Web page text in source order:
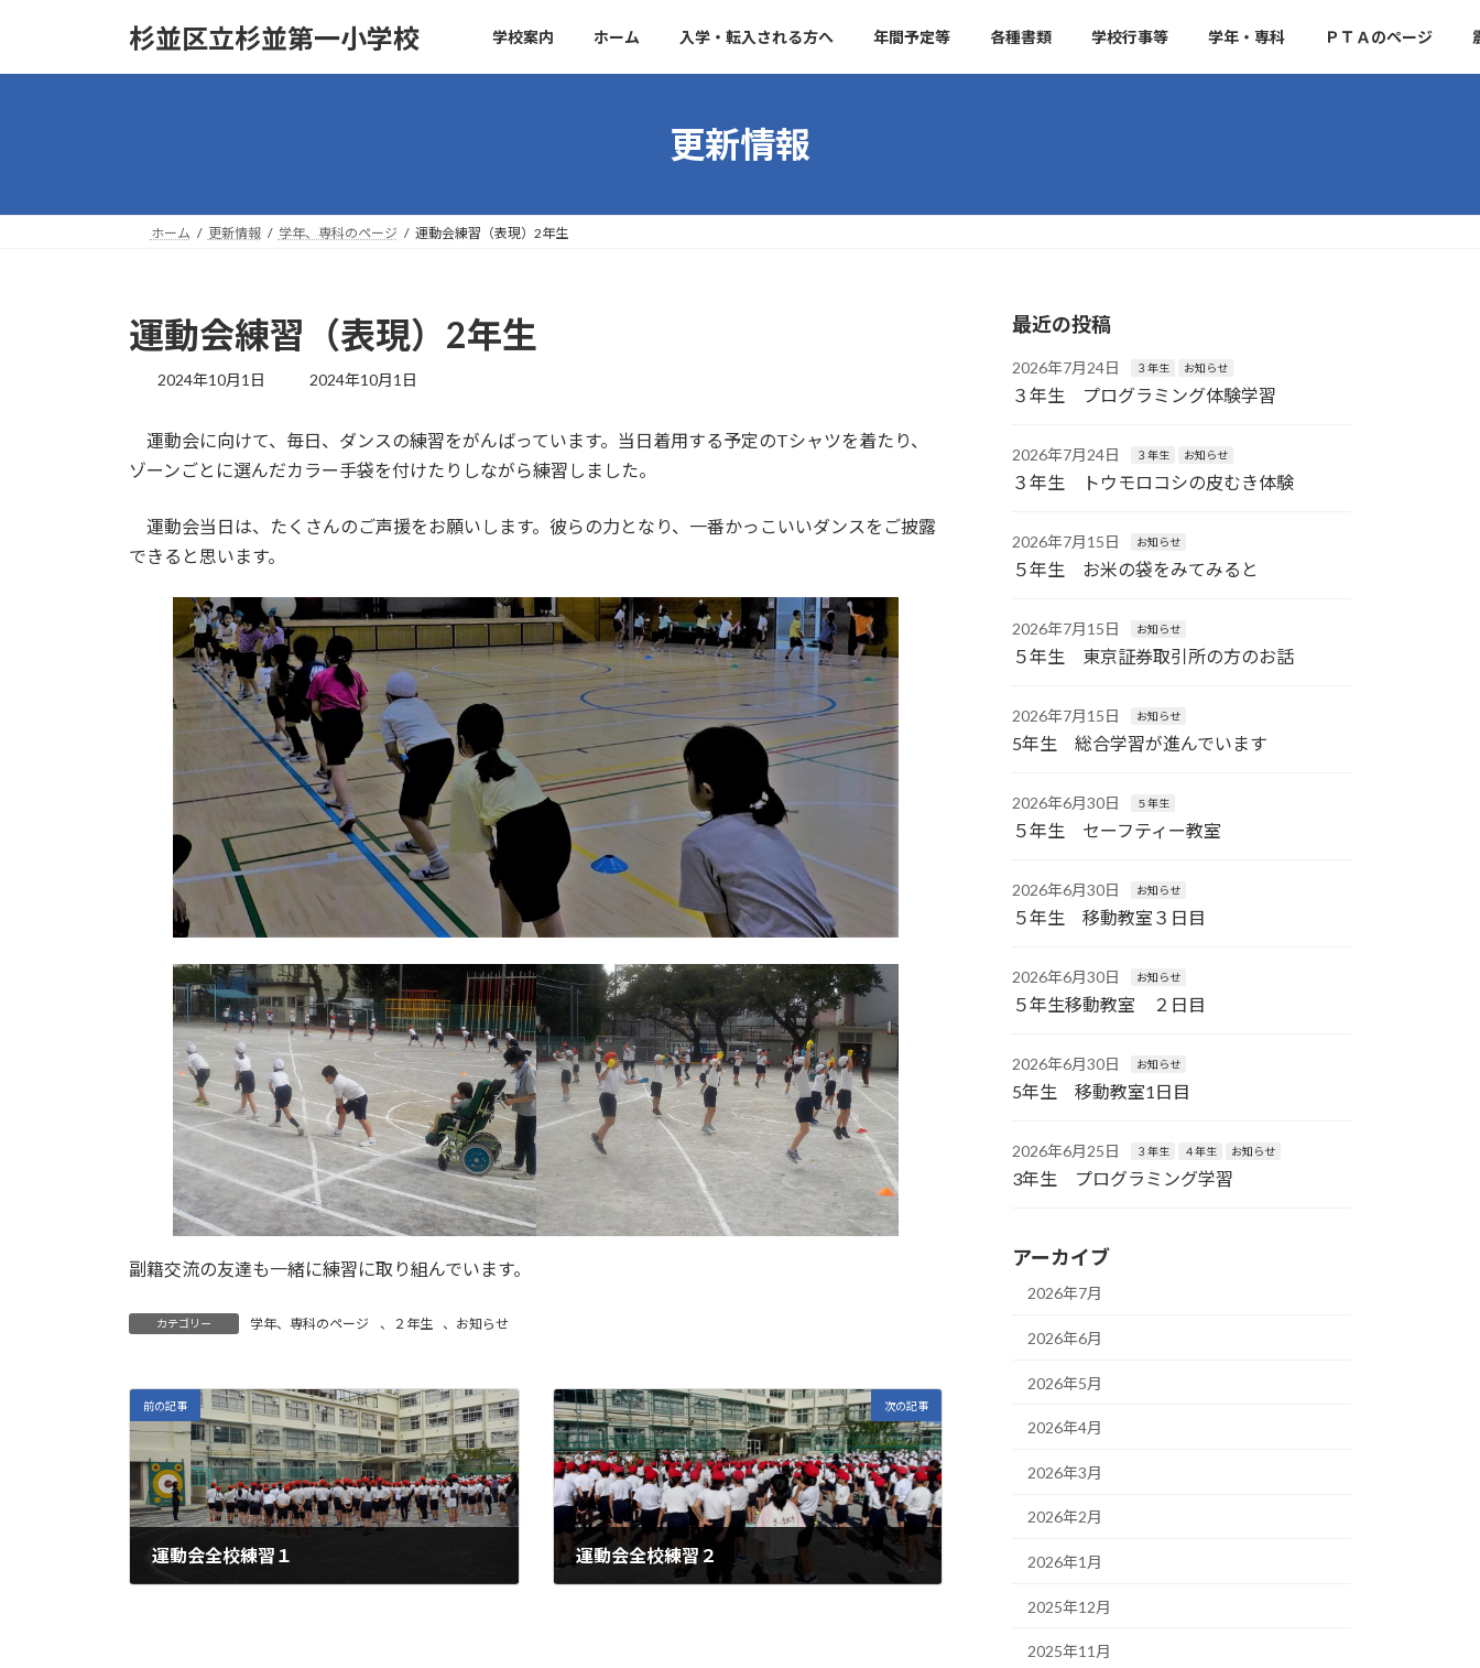
杉並区立杉並第一小学校 学校案内 ホーム 入学・転入される方へ 年間予定等 各種書類 学校行事等 学年・専科 ＰＴＡのページ
更新情報
ホーム 更新情報 学年、専科のページ 運動会練習（表現）2年生
運動会練習（表現）2年生
2024年10月1日
最
新
日
2024年10月1日
運動会に向けて、毎日、ダンスの練習をがんばっています。当日着用する予定のTシャツを着たり、
ゾーンごとに選んだカラー手袋を付けたりしながら練習しました。
運動会当日は、たくさんのご声援をお願いします。彼らの力となり、一番かっこいいダンスをご披露
できると思います。
副籍交流の友達も一緒に練習に取り組んでいます。
カテゴリー 学年、専科のページ 、 ２年生 、 お知らせ
前の記事
運動会全校練習１
次の記事
運動会全校練習２
最近の投稿
2026年7月24日 ３年生 お知らせ
３年生 プログラミング体験学習
2026年7月24日 ３年生 お知らせ
３年生 トウモロコシの皮むき体験
2026年7月15日 お知らせ
５年生 お米の袋をみてみると
2026年7月15日 お知らせ
５年生 東京証券取引所の方のお話
2026年7月15日 お知らせ
5年生 総合学習が進んでいます
2026年6月30日 ５年生
５年生 セーフティー教室
2026年6月30日 お知らせ
５年生 移動教室３日目
2026年6月30日 お知らせ
５年生移動教室 ２日目
2026年6月30日 お知らせ
5年生 移動教室1日目
2026年6月25日 ３年生 ４年生 お知らせ
3年生 プログラミング学習
アーカイブ
2026年7月
2026年6月
2026年5月
2026年4月
2026年3月
2026年2月
2026年1月
2025年12月
2025年11月